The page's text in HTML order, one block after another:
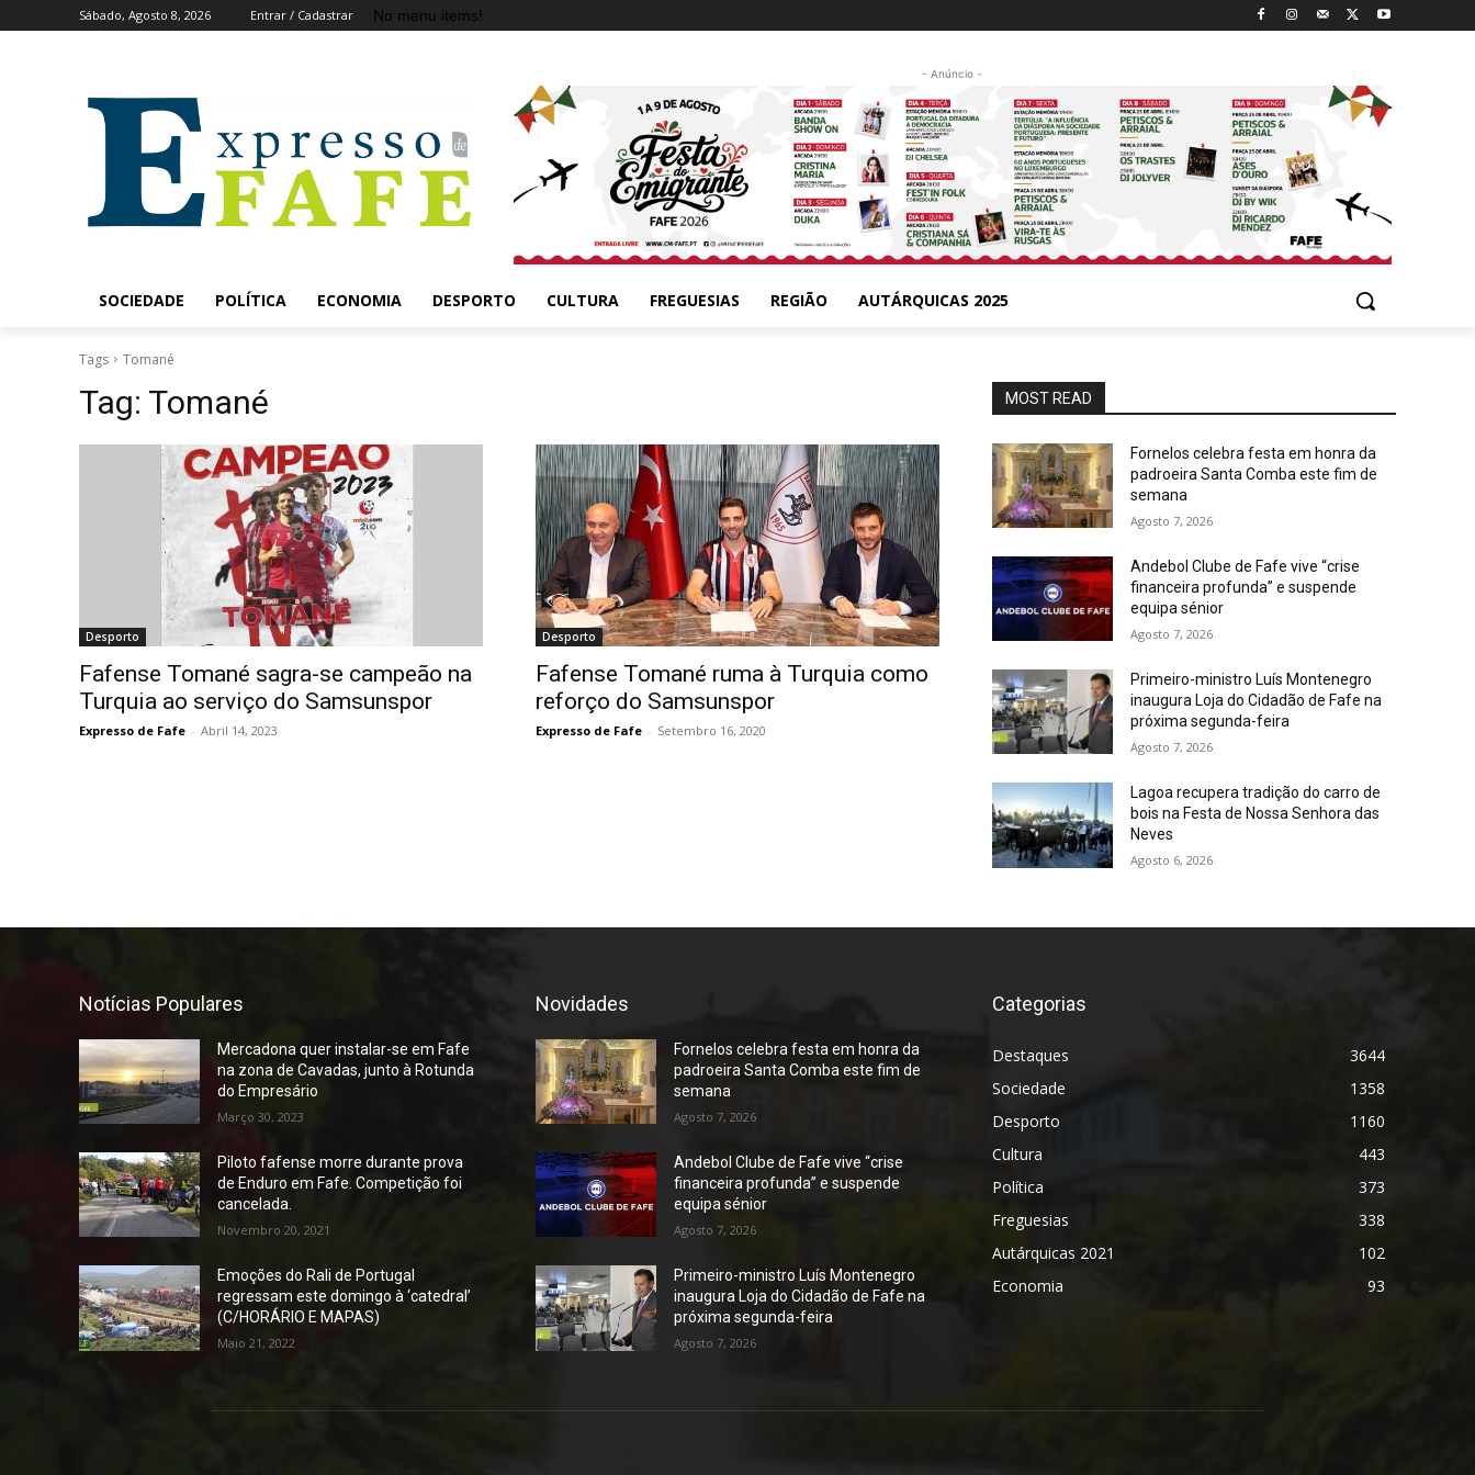
Sábado, Agosto 8, 2026 Entrar / Cadastrar No menu items!
- Anúncio -
SOCIEDADE POLÍTICA ECONOMIA DESPORTO CULTURA FREGUESIAS REGIÃO AUTÁRQUICAS 2025
Tags Tomané
Tag: Tomané
Desporto
Fafense Tomané sagra-se campeão na
Turquia ao serviço do Samsunspor
Expresso de Fafe - Abril 14, 2023
Desporto
Fafense Tomané ruma à Turquia como
reforço do Samsunspor
Expresso de Fafe - Setembro 16, 2020
MOST READ
Fornelos celebra festa em honra da
padroeira Santa Comba este fim de
semana
Agosto 7, 2026
Andebol Clube de Fafe vive “crise
financeira profunda” e suspende
equipa sénior
Agosto 7, 2026
Primeiro-ministro Luís Montenegro
inaugura Loja do Cidadão de Fafe na
próxima segunda-feira
Agosto 7, 2026
Lagoa recupera tradição do carro de
bois na Festa de Nossa Senhora das
Neves
Agosto 6, 2026
Notícias Populares
Mercadona quer instalar-se em Fafe
na zona de Cavadas, junto à Rotunda
do Empresário
Março 30, 2023
Piloto fafense morre durante prova
de Enduro em Fafe. Competição foi
cancelada.
Novembro 20, 2021
Emoções do Rali de Portugal
regressam este domingo à ‘catedral’
(C/HORÁRIO E MAPAS)
Maio 21, 2022
Novidades
Fornelos celebra festa em honra da
padroeira Santa Comba este fim de
semana
Agosto 7, 2026
Andebol Clube de Fafe vive “crise
financeira profunda” e suspende
equipa sénior
Agosto 7, 2026
Primeiro-ministro Luís Montenegro
inaugura Loja do Cidadão de Fafe na
próxima segunda-feira
Agosto 7, 2026
Categorias
Destaques
3644
Sociedade
1358
Desporto
1160
Cultura
443
Política
373
Freguesias
338
Autárquicas 2021
102
Economia
93